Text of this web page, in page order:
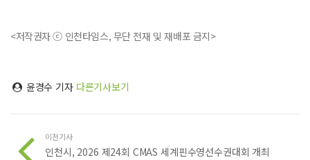
<저작권자 ⓒ 인천타임스, 무단 전재 및 재배포 금지>
윤경수 기자 다른기사보기
이전기사
인천시, 2026 제24회 CMAS 세계핀수영선수권대회 개최